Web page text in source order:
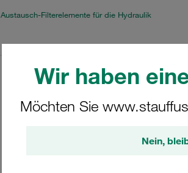
Wir haben
Möchten Sie
Nein,
Austausch-Filterelemente für die Hydraulik